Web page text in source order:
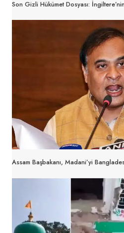
Son Gizli Hükümet Dosyası:
Assam Başbakanı, Madani’yi